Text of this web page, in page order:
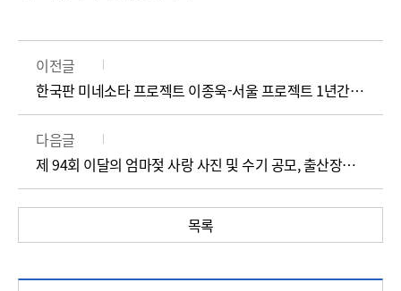
이전글
한국판 미네소타 프로젝트 이종욱-서울 프로젝트 1년간의 경험 공유 워크숍 개최
다음글
제 94회 이달의 엄마젖 사랑 사진 및 수기 공모, 출산장려캠페인
목록